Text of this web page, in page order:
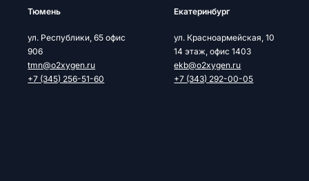
Тюмень
ул. Республики, 65 офис
906
tmn@o2xygen.ru
+7 (345) 256-51-60
Екатеринбург
ул. Красноармейская, 10
14 этаж, офис 1403
ekb@o2xygen.ru
+7 (343) 292-00-05